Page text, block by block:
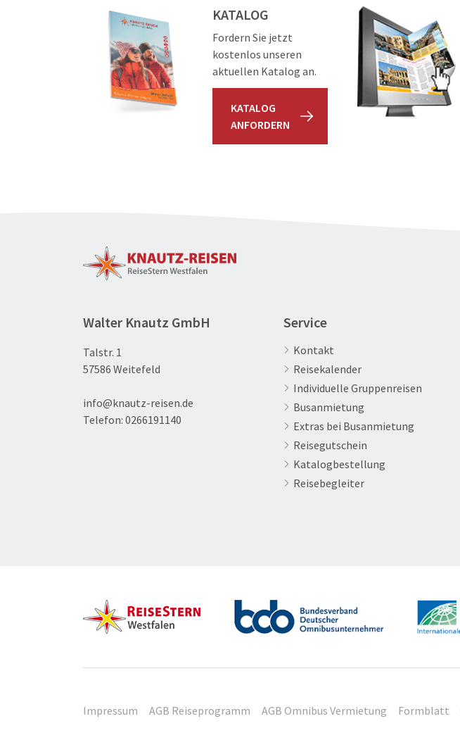
KATALOG
Fordern Sie jetzt
kostenlos unseren
aktuellen Katalog an.
KATALOG
ANFORDERN
Walter Knautz GmbH
Talstr. 1
57586 Weitefeld
info@knautz-reisen.de
Telefon: 0266191140
Service
Kontakt
Reisekalender
Individuelle Gruppenreisen
Busanmietung
Extras bei Busanmietung
Reisegutschein
Katalogbestellung
Reisebegleiter
Impressum AGB Reiseprogramm AGB Omnibus Vermietung Formblatt